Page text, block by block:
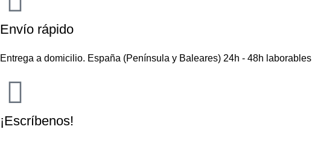
Envío rápido
Entrega a domicilio. España (Península y Baleares) 24h - 48h laborables
¡Escríbenos!